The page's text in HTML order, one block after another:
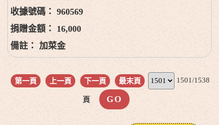
960569
16,000
加菜金
第一頁 上一頁 下一頁 最末頁 1501/1538
頁